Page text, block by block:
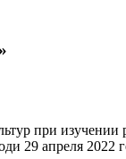
при изучении
29 апреля 2022